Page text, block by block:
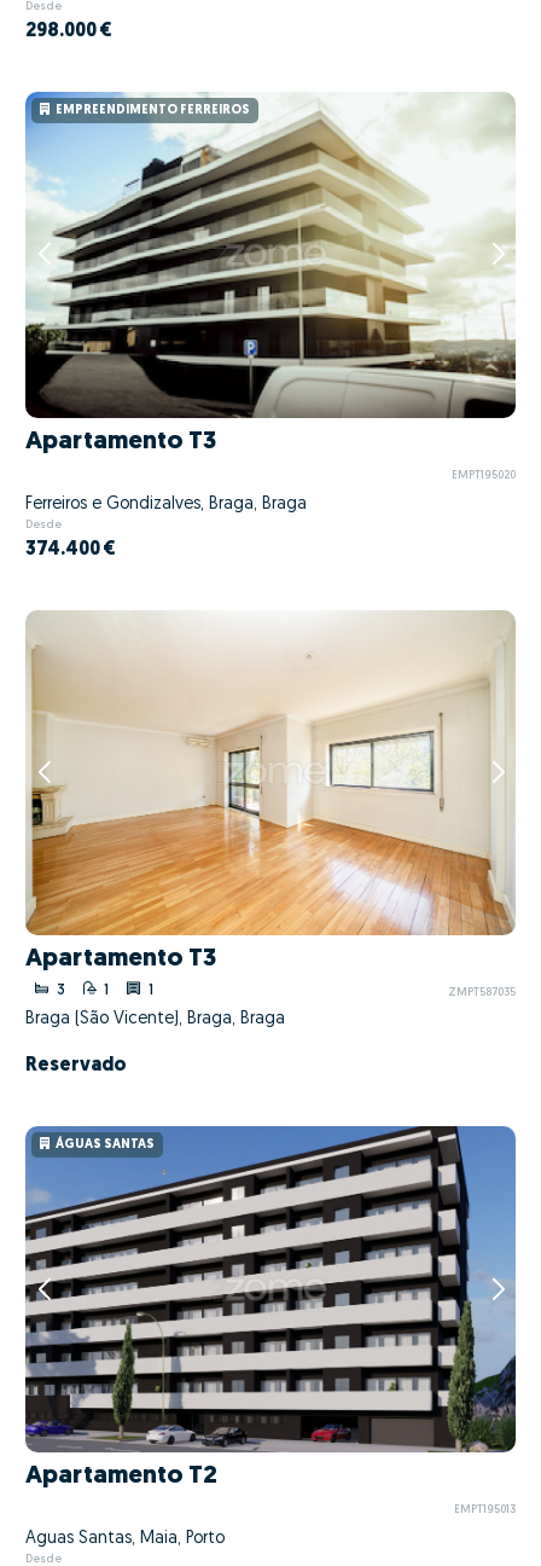
Desde
298.000 €
EMPREENDIMENTO FERREIROS
Apartamento T3
EMPT195020
Ferreiros e Gondizalves, Braga, Braga
Desde
374.400 €
Apartamento T3
3 1 1 ZMPT587035
Braga (São Vicente), Braga, Braga
Reservado
ÁGUAS SANTAS
Apartamento T2
EMPT195013
Águas Santas, Maia, Porto
Desde